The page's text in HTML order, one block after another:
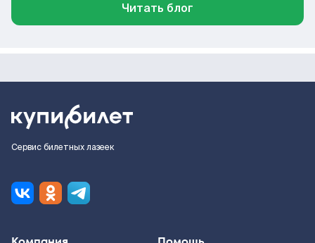
Читать блог
Сервис билетных лазеек